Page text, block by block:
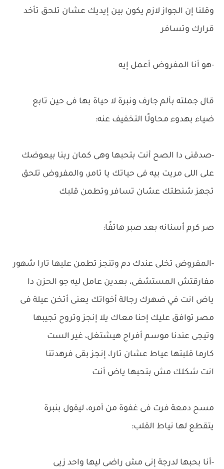
وقلنا إن الجواز لازم يكون بين إيديك عشان تلحق تأخد
قرارك وتسافر
-هو أنا المفروض أعمل إيه
قال جملته بألم جارف ونبرة لا حياة بها فى حين تابع
ضياء بهدوء محاولًا التخفيف عنه:
-صدقنى دا الصح أنت بتحبها وهى كمان ربنا بيعوضك
على اللى مريت بيه فى حياتك يا تامر، والمفروض تلحق
تجهز شنطتك عشان تسافر وتطمن قلبك
صر كرم أسنانه بعد صبر هاتفًا:
-المفروض تخلى عندك دم وتنجز تطمن عليها تارا شهور
مفارقتش المستشفى، بعدين عامل ليه جو الحزن دا
ياض انت في ضهرك رجالة أخواتك يعنى أتخن عيلة فى
مصر توافق عليك إحنا معاك يلا إنجز وتروح تجيبها
وتيجى عندنا موسم أفراح هيشتغل، غير الست
كارما قلبتها عياط عشان تارا، إنجز بقى فرهدتنا
انت شكلك مش بتحبها ياض أنت
مسح دمعة فرت فى غفوة من أمره، ليقول بنبرة
يتقطع لها نياط القلب:
-أنا بحبها لدرجة إنى مش راضى ليها واحد زيى